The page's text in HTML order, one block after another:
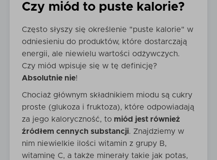
Czy miód to puste kalorie?
Często słyszy się określenie "puste kalorie" w
odniesieniu do produktów, które dostarczają
energii, ale niewielu wartości odżywczych.
Czy miód wpisuje się w tę definicję?
Absolutnie nie!
Chociaż głównym składnikiem miodu są cukry
proste (glukoza i fruktoza), które odpowiadają
za jego kaloryczność, to miód jest również
źródłem cennych substancji. Znajdziemy w
nim niewielkie ilości witamin z grupy B,
witaminę C, a także minerały takie jak potas,